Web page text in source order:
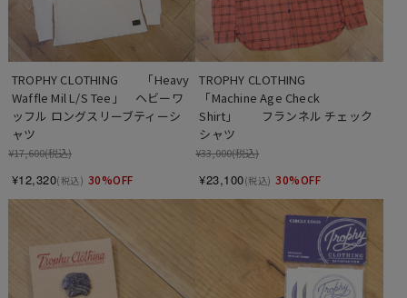
TROPHY CLOTHING　　「Heavy
Waffle Mil L/S Tee」　ヘビーワ
ッフル ロングスリーブティーシ
ャツ
¥17,600(税込)
¥12,320(税込) 30%OFF
TROPHY CLOTHING
「Machine Age Check
Shirt」　　フランネル チェック
シャツ
¥33,000(税込)
¥23,100(税込) 30%OFF